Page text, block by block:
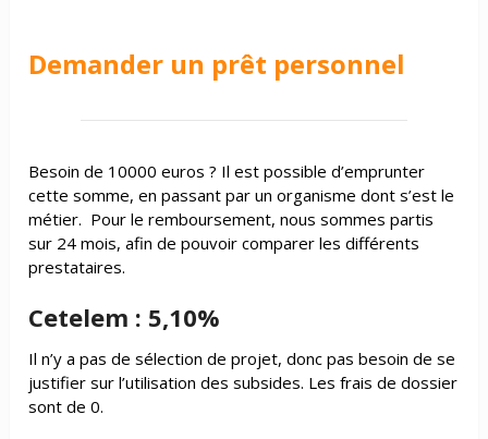
Demander un prêt personnel
Besoin de 10000 euros ? Il est possible d’emprunter
cette somme, en passant par un organisme dont s’est le
métier. Pour le remboursement, nous sommes partis
sur 24 mois, afin de pouvoir comparer les différents
prestataires.
Cetelem : 5,10%
Il n’y a pas de sélection de projet, donc pas besoin de se
justifier sur l’utilisation des subsides. Les frais de dossier
sont de 0.